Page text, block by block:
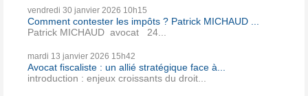
vendredi 30 janvier 2026 10h15
Comment contester les impôts ? Patrick MICHAUD ...
Patrick MICHAUD avocat 24...
mardi 13 janvier 2026 15h42
Avocat fiscaliste : un allié stratégique face à...
introduction : enjeux croissants du droit...